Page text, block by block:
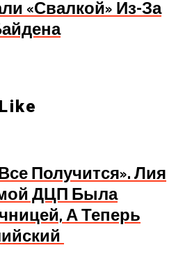
«свалкой» Из-За
Получится». Лия
ДЦП Была
А Теперь